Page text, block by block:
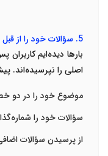
5. سؤالات خود را از
بارها دیده‌ایم
اصلی را نپرسیده‌اند.
موضوع خود را در دو
سؤالات خود را
از پرسیدن سؤالات